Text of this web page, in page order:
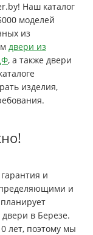
Наш каталог
моделей
из
двери из
, а также двери
изделия,
и
и
в Березе.
лет, поэтому мы